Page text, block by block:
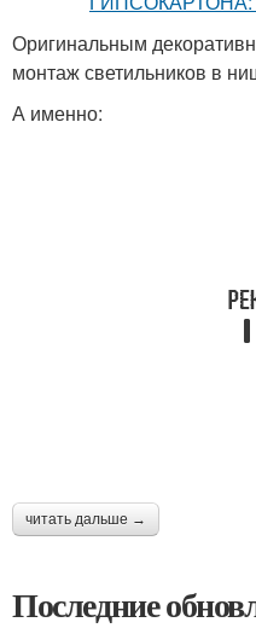
Оригинальным
монтаж светильников в
А именно:
читать дальше →
Последние